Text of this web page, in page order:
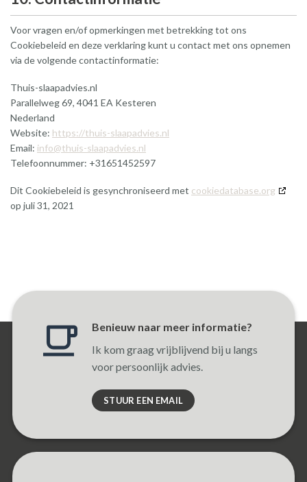
Voor vragen en/of opmerkingen met betrekking tot ons
Cookiebeleid en deze verklaring kunt u contact met ons opnemen
via de volgende contactinformatie:
Thuis-slaapadvies.nl
Parallelweg 69, 4041 EA Kesteren
Nederland
Website: https://thuis-slaapadvies.nl
Email: info@thuis-slaapadvies.nl
Telefoonnummer: +31651452597
Dit Cookiebeleid is gesynchroniseerd met cookiedatabase.org
op juli 31, 2021
Benieuw naar meer informatie?
Ik kom graag vrijblijvend bij u langs
voor persoonlijk advies.
STUUR EEN EMAIL